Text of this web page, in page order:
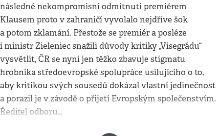
následné nekompromisní odmítnutí premiérem
Klausem proto v zahraničí vyvolalo nejdříve šok
a potom zklamání. Přestože se premiér a posléze
i ministr Zieleniec snažili důvody kritiky „Visegrádu“
vysvětlit, ČR se nyní jen těžko zbavuje stigmatu
hrobníka středoevropské spolupráce usilujícího o to,
aby kritikou svých sousedů dokázal vlastní jedinečnost
a porazil je v závodě o přijetí Evropským společenstvím.
Ředitel odboru…